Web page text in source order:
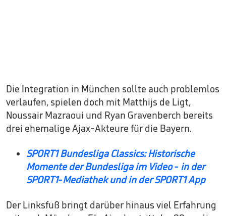
Die Integration in München sollte auch problemlos
verlaufen, spielen doch mit Matthijs de Ligt,
Noussair Mazraoui und Ryan Gravenberch bereits
drei ehemalige Ajax-Akteure für die Bayern.
SPORT1 Bundesliga Classics: Historische
Momente der Bundesliga im Video - in der
SPORT1-Mediathek und in der SPORT1 App
Der Linksfuß bringt darüber hinaus viel Erfahrung